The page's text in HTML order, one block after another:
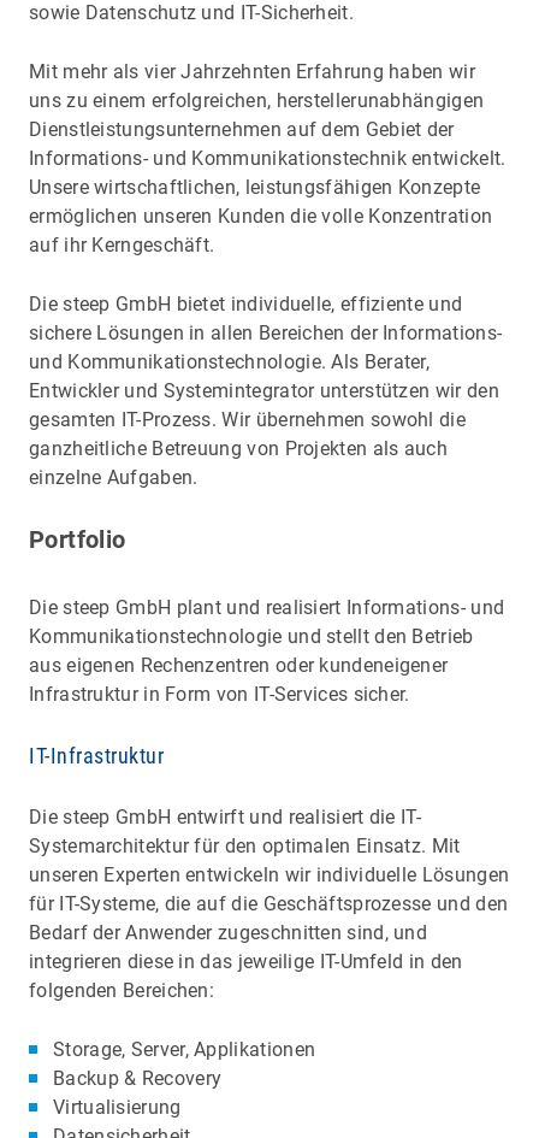
sowie Datenschutz und IT-Sicherheit.
Mit mehr als vier Jahrzehnten Erfahrung haben wir
uns zu einem erfolgreichen, herstellerunabhängigen
Dienstleistungsunternehmen auf dem Gebiet der
Informations- und Kommunikationstechnik entwickelt.
Unsere wirtschaftlichen, leistungsfähigen Konzepte
ermöglichen unseren Kunden die volle Konzentration
auf ihr Kerngeschäft.
Die steep GmbH bietet individuelle, effiziente und
sichere Lösungen in allen Bereichen der Informations-
und Kommunikationstechnologie. Als Berater,
Entwickler und Systemintegrator unterstützen wir den
gesamten IT-Prozess. Wir übernehmen sowohl die
ganzheitliche Betreuung von Projekten als auch
einzelne Aufgaben.
Portfolio
Die steep GmbH plant und realisiert Informations- und
Kommunikationstechnologie und stellt den Betrieb
aus eigenen Rechenzentren oder kundeneigener
Infrastruktur in Form von IT-Services sicher.
IT-Infrastruktur
Die steep GmbH entwirft und realisiert die IT-
Systemarchitektur für den optimalen Einsatz. Mit
unseren Experten entwickeln wir individuelle Lösungen
für IT-Systeme, die auf die Geschäftsprozesse und den
Bedarf der Anwender zugeschnitten sind, und
integrieren diese in das jeweilige IT-Umfeld in den
folgenden Bereichen:
Storage, Server, Applikationen
Backup & Recovery
Virtualisierung